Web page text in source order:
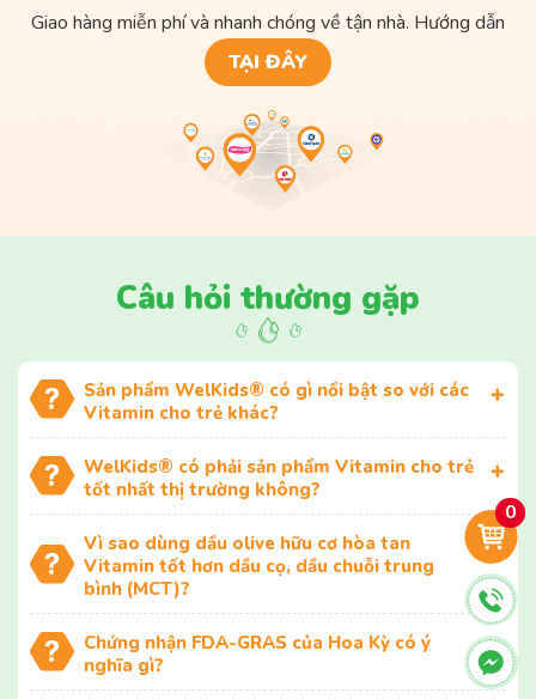
Giao hàng miễn phí và nhanh chóng về tận nhà. Hướng dẫn
TẠI ĐÂY
Câu hỏi thường gặp
Sản phẩm WelKids® có gì nổi bật so với các
Vitamin cho trẻ khác?
WelKids® có phải sản phẩm Vitamin cho trẻ
tốt nhất thị trường không?
Vì sao dùng dầu olive hữu cơ hòa tan
Vitamin tốt hơn dầu cọ, dầu chuỗi trung
bình (MCT)?
Chứng nhận FDA-GRAS của Hoa Kỳ có ý
nghĩa gì?
0